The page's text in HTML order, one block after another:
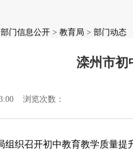
部门信息公开 > 教育局 > 部门动态
滦州市初
浏览次数：
组织召开初中教育教学质量